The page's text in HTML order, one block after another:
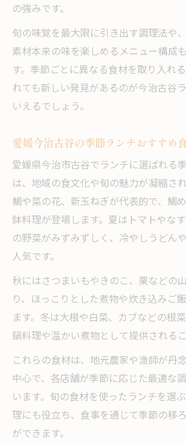
の強みです。
旬の味覚を最大限に引き出す調理法や
素材本来の味を楽しめるメニュー構成
す。季節ごとに異なる食材を取り入れ
れても新しい発見があるのが今治古谷
いえるでしょう。
愛媛今治古谷の季節ランチおすすめ
愛媛県今治市古谷でランチに選ばれる
は、地域の食文化や旬の魅力が凝縮さ
鯛や菜の花、新玉ねぎが代表的で、鯛
鉢料理が登場します。夏はトマトやな
の野菜がみずみずしく、冷やしうどん
人気です。
秋にはさつまいもやきのこ、栗などの
り、ほっこりとした煮物や炊き込みご
ます。冬は大根や白菜、カブなどの根
鍋料理や温かい煮物として提供される
これらの食材は、地元農家や漁師が丹
中心で、各店舗が季節に応じた最適な
います。旬の食材を使ったランチを選
理にも役立ち、食事を通じて季節の移
ができます。